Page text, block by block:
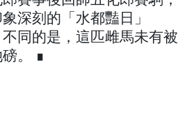
深刻的「水都豔日」
同的是，這匹雌馬未有被
。 ∎